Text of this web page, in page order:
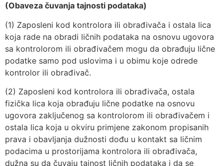
(Obaveza čuvanja tajnosti podataka)
(1) Zaposleni kod kontrolora ili obrađivača i ostala lica
koja rade na obradi ličnih podataka na osnovu ugovora
sa kontrolorom ili obrađivačem mogu da obrađuju lične
podatke samo pod uslovima i u obimu koje odrede
kontrolor ili obrađivač.
(2) Zaposleni kod kontrolora ili obrađivača, ostala
fizička lica koja obrađuju lične podatke na osnovu
ugovora zaključenog sa kontrolorom ili obrađivačem i
ostala lica koja u okviru primjene zakonom propisanih
prava i obavljanja dužnosti dođu u kontakt sa ličnim
podacima u prostorijama kontrolora ili obrađivača,
dužna su da čuvaju tajnost ličnih podataka i da se